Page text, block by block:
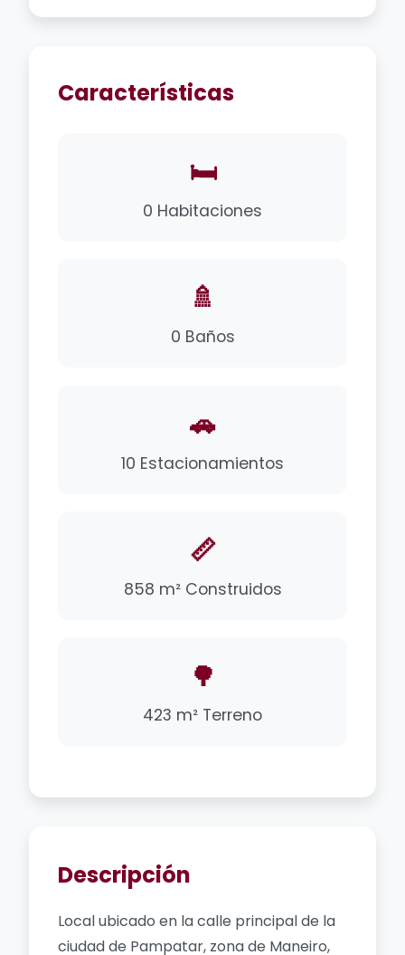
Características
🛏️
0 Habitaciones
🚿
0 Baños
🚗
10 Estacionamientos
📏
858 m² Construidos
🌳
423 m² Terreno
Descripción
Local ubicado en la calle principal de la
ciudad de Pampatar, zona de Maneiro,